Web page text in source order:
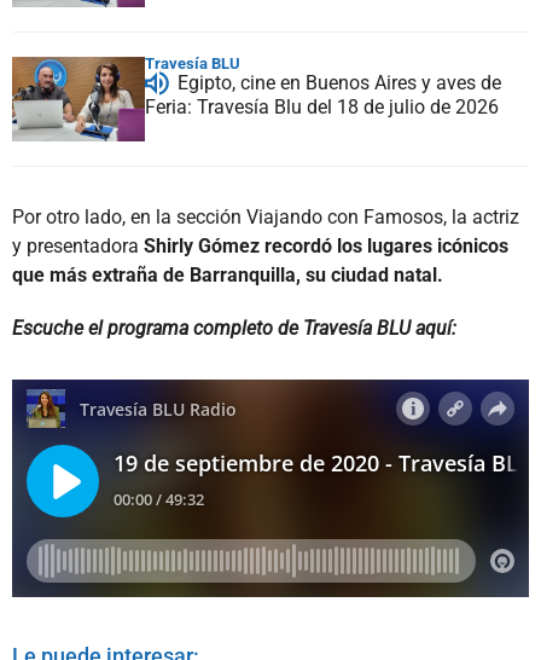
Travesía BLU
Egipto, cine en Buenos Aires y aves de
Feria: Travesía Blu del 18 de julio de 2026
Por otro lado, en la sección Viajando con Famosos, la actriz
y presentadora Shirly Gómez recordó los lugares icónicos
que más extraña de Barranquilla, su ciudad natal.
Escuche el programa completo de Travesía BLU aquí: